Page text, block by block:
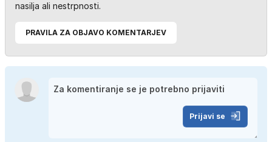
nasilja ali nestrpnosti.
PRAVILA ZA OBJAVO KOMENTARJEV
Prijavi se